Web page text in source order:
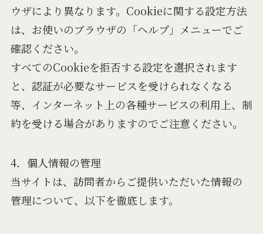
ウザにより異なります。Cookieに関する設定方法
は、お使いのブラウザの「ヘルプ」メニューでご
確認ください。
すべてのCookieを拒否する設定を選択されます
と、認証が必要なサービスを受けられなくなる
等、インターネット上の各種サービスの利用上、制
約を受ける場合がありますのでご注意ください。
4．個人情報の管理
当サイトは、訪問者からご提供いただいた情報の
管理について、以下を徹底します。